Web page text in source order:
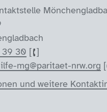
39 30
mg@paritaet-nrw.org
und weitere